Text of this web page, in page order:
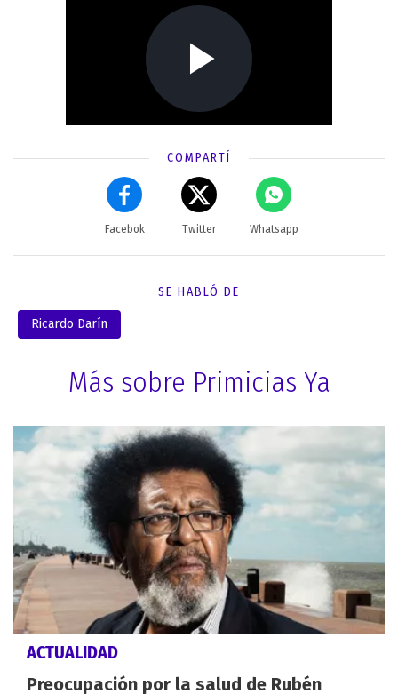
COMPARTÍ
Facebok Twitter Whatsapp
SE HABLÓ DE
Ricardo Darín
Más sobre Primicias Ya
ACTUALIDAD
Preocupación por la salud de Rubén